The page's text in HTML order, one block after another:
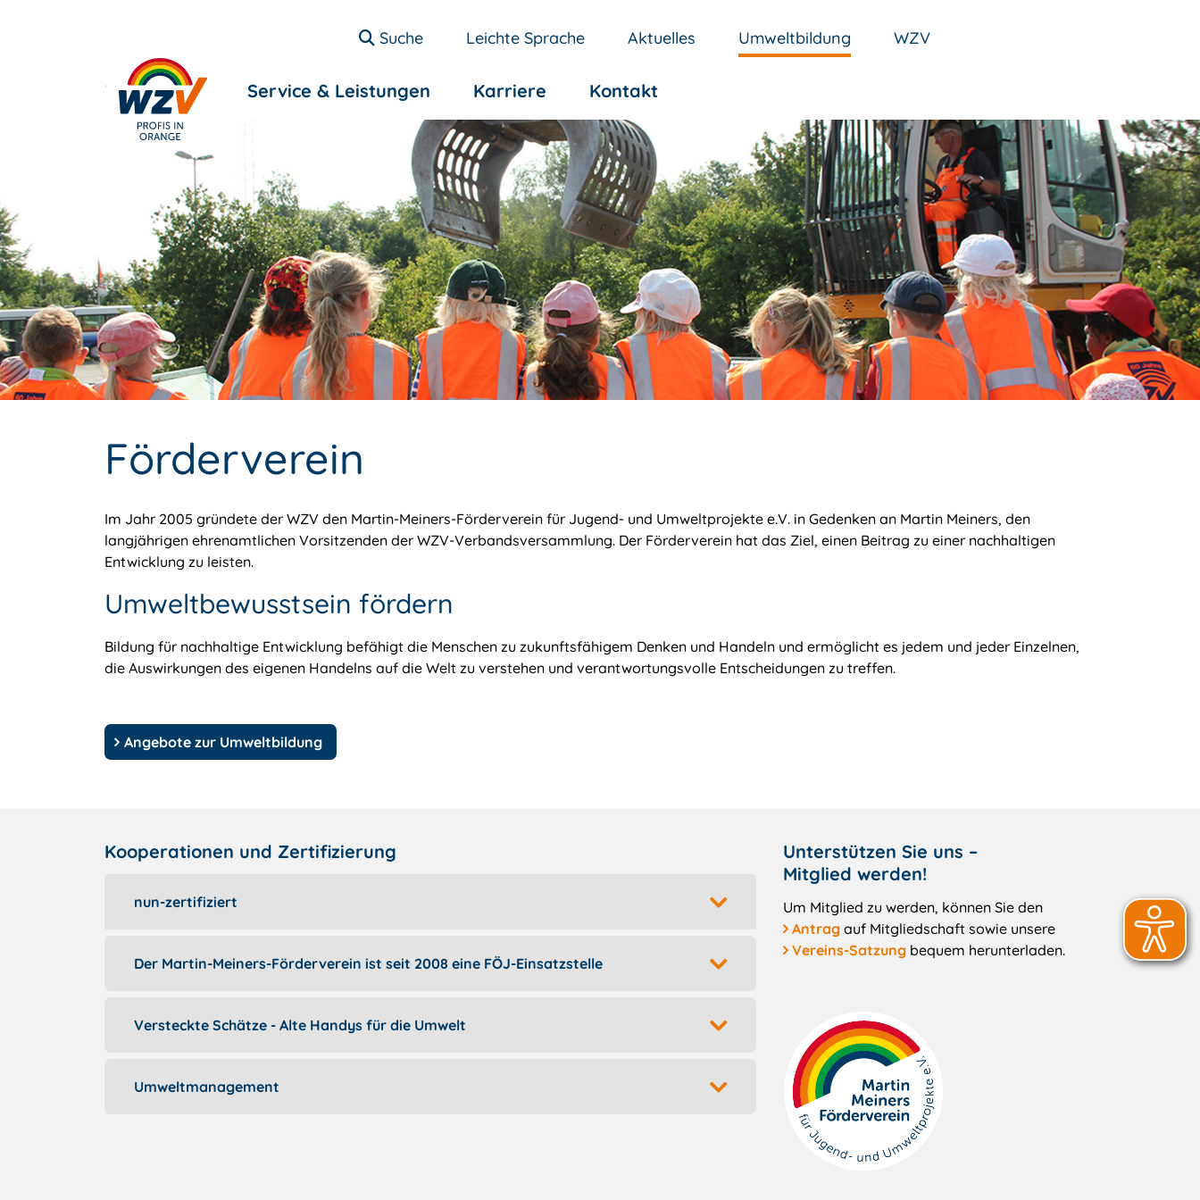
Suche Leichte Sprache Aktuelles Umweltbildung WZV
Entsorgung Service & Leistungen Karriere Kontakt
Förderverein
Im Jahr 2005 gründete der WZV den Martin-Meiners-Förderverein für Jugend- und Umweltprojekte e.V. in Gedenken an Martin Meiners, den
langjährigen ehrenamtlichen Vorsitzenden der WZV-Verbandsversammlung. Der Förderverein hat das Ziel, einen Beitrag zu einer nachhaltigen
Entwicklung zu leisten.
Umweltbewusstsein fördern
Bildung für nachhaltige Entwicklung befähigt die Menschen zu zukunftsfähigem Denken und Handeln und ermöglicht es jedem und jeder Einzelnen,
die Auswirkungen des eigenen Handelns auf die Welt zu verstehen und verantwortungsvolle Entscheidungen zu treffen.
Angebote zur Umweltbildung
Kooperationen und Zertifizierung
nun-zertifiziert
Der Martin-Meiners-Förderverein ist seit 2008 eine FÖJ-Einsatzstelle
Versteckte Schätze - Alte Handys für die Umwelt
Umweltmanagement
Unterstützen Sie uns –
Mitglied werden!
Um Mitglied zu werden, können Sie den
Antrag auf Mitgliedschaft sowie unsere
Vereins-Satzung bequem herunterladen.